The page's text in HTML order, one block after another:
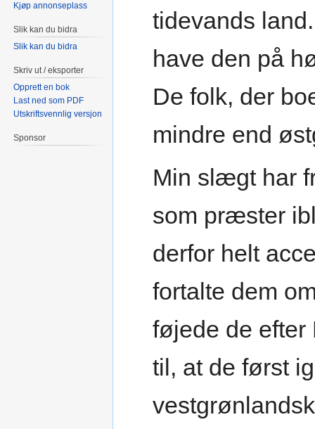
tidevands
have den på
De folk, der
mindre end
Min slægt har
som præster
derfor helt
fortalte dem
føjede de efter
til, at de først
Kjøp annonseplass
Slik kan du bidra
Slik kan du bidra
Skriv ut / eksporter
Opprett en bok
Last ned som PDF
Utskriftsvennlig versjon
Sponsor